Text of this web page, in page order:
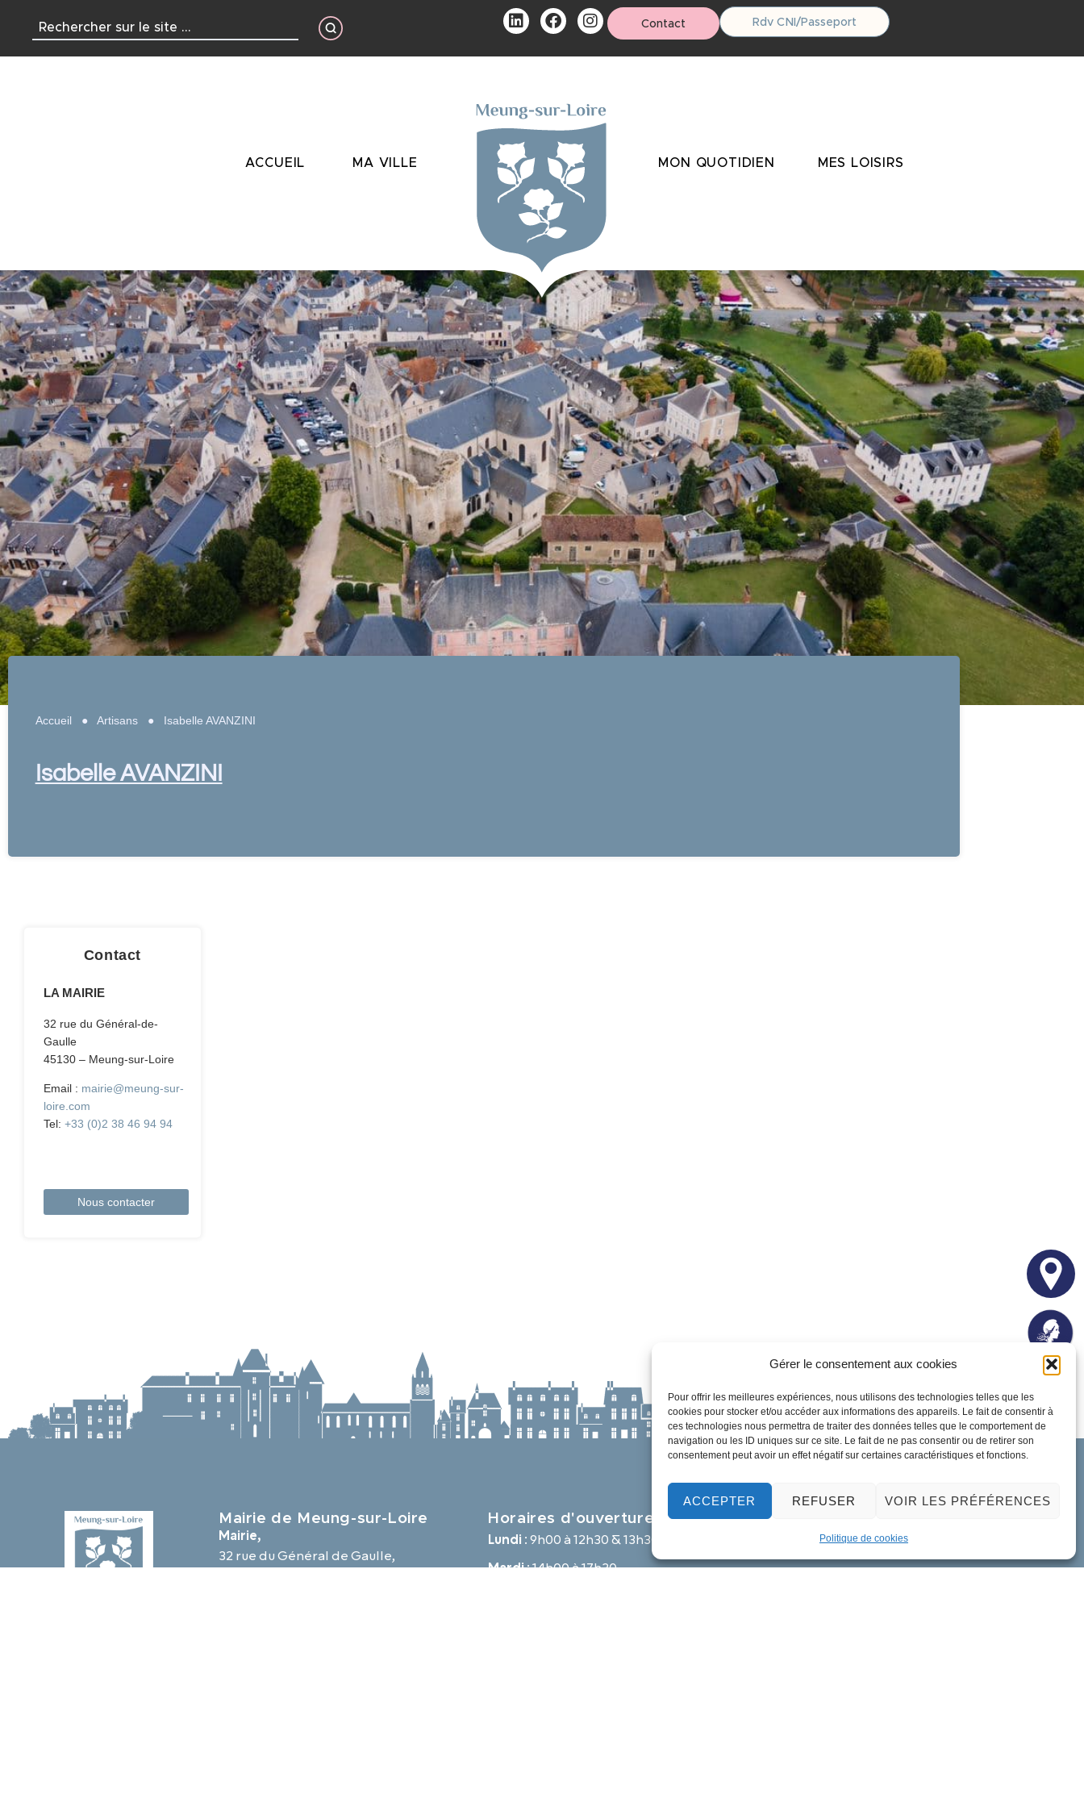
Gérer le consentement aux cookies
Pour offrir les meilleures expériences, nous utilisons des technologies telles que les
cookies pour stocker et/ou accéder aux informations des appareils. Le fait de consentir à
ces technologies nous permettra de traiter des données telles que le comportement de
navigation ou les ID uniques sur ce site. Le fait de ne pas consentir ou de retirer son
consentement peut avoir un effet négatif sur certaines caractéristiques et fonctions.
ACCEPTER REFUSER VOIR LES PRÉFÉRENCES
Politique de cookies
principal
Contact Rdv CNI/Passeport
ACCUEIL MA VILLE MON QUOTIDIEN MES LOISIRS
Accueil ● Artisans● Isabelle AVANZINI
Isabelle AVANZINI
Contact
LA MAIRIE
32 rue du Général-de-
Gaulle
45130 – Meung-sur-Loire
Email : mairie@meung-sur-
loire.com
Tel:+33 (0)2 38 46 94 94
Nous contacter
Mairie de Meung-sur-Loire
Mairie,
32 rue du Général de Gaulle,
Horaires d'ouverture
Lundi :9h00 à 12h30 & 13h30 à 18h00
Mardi :14h00 à 17h30